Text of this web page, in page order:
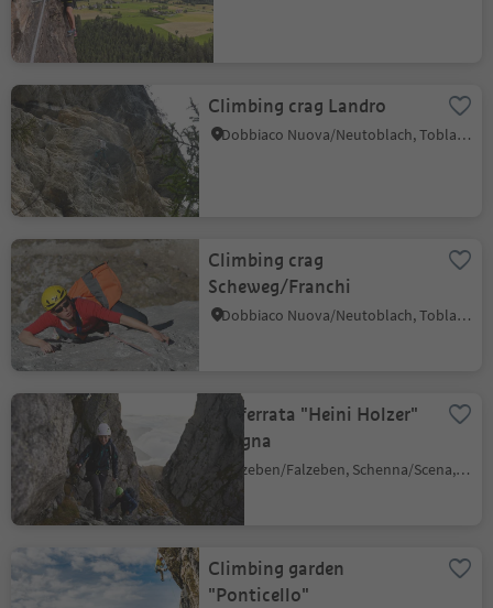
Climbing crag Landro
Dobbiaco Nuova/Neutoblach, Toblach/Dobbiaco, Dolomites Region 3 Zinnen
Climbing crag
Scheweg/Franchi
Dobbiaco Nuova/Neutoblach, Toblach/Dobbiaco, Dolomites Region 3 Zinnen
Via ferrata "Heini Holzer"
- Ivigna
Falzeben/Falzeben, Schenna/Scena, Meran/Merano and environs
Climbing garden
"Ponticello"